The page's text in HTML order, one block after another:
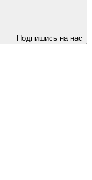
Подпишись на нас